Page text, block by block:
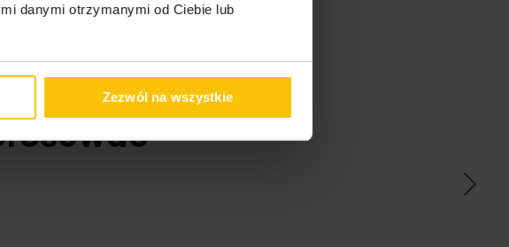
danymi otrzymanymi od Ciebie lub
Zezwól na wszystkie